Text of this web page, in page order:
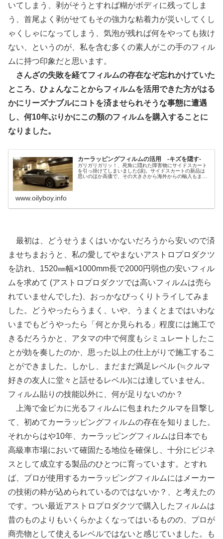
いてしまう、剥がそうとすれば糊がボディに残ってしま
う、首尾よく剥がせてもその強力な粘着力が災いしてくし
ゃくしゃになってしまう、気泡が残れば何をやっても抜け
ない、というのが、私を含む多くの素人がこの手のフィル
ムに持つ印象だと思います。
さんざの失敗を経てフィルムの存在なぞ忘れかけていた
ところ、ひょんなことからフィルムを活用できた方がはる
かにリーズナブルにコトを済ませられそうな事態に遭遇
し、何10年ぶりかにこの類のフィルムを購入することに
なりました。
カーラッピングフィルムの活用 -キズを隠す-
ガリガリガリッ！、死角に隠れた障害物にサイドスカート
を引っ掛けてしまいました(涙)。サイドスカートの新品は
思いのほか高価で、その大きさから海外からの輸入もまま
www.oilyboy.info
最初は、どうせうまくはいかないだろうから安いので済
ませちまおうと、私の愛してやまないアストロプロダクツ
を訪れ、1520㎜幅×1000mm長で2000円弱也の安いフィル
ムを求めて (アストロプロダクツでは高いフィルムは売ら
れていませんでした)、おっかなびっくりトライしてみま
した。どうやったらうまく、いや、うまくとまではいわな
いまでもどうやったら「何とか見られる」程度には施工で
きるだろうかと、アタマの中で何度もシミュレートしたこ
とが効を奏したのか、思った以上の仕上がりで施工するこ
とができました。しかし、まだまだ満足レベル (≒クルマ
好きの友人に堂々と話せるレベル)には達していません。
フィルム貼りの技能以外に、何が足りないのか？
上海で金ピカに光るフィルムに包まれたクルマを目撃し
て、初めてカーラッピングフィルムの存在を知りました。
それからはや10年、カーラッピングフィルムは日本でも
高級車市場において確固たる地位を確保し、十分にビジネ
スとして成立する製品のひとつに育っています。とすれ
ば、プロが使用するカーラッピングフィルムにはメーカー
の技術の粋が込められているのではないか？、と考えたの
です。つい最近アストロプロダクツで購入したフィルムは
昔のものよりもいくらかよくなってはいるものの、プロが
商売物として使えるレベルではないと感じていました。も